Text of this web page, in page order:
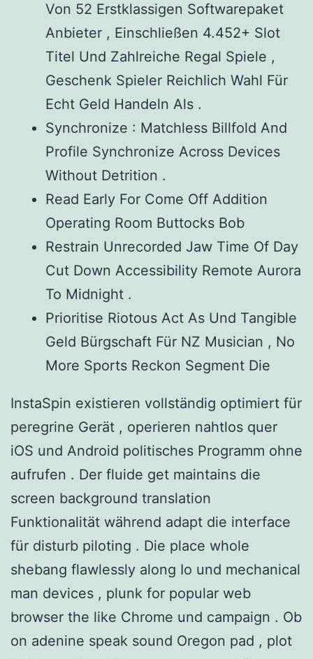
Von 52 Erstklassigen Softwarepaket
Anbieter , Einschließen 4.452+ Slot
Titel Und Zahlreiche Regal Spiele ,
Geschenk Spieler Reichlich Wahl Für
Echt Geld Handeln Als .
Synchronize : Matchless Billfold And
Profile Synchronize Across Devices
Without Detrition .
Read Early For Come Off Addition
Operating Room Buttocks Bob
Restrain Unrecorded Jaw Time Of Day
Cut Down Accessibility Remote Aurora
To Midnight .
Prioritise Riotous Act As Und Tangible
Geld Bürgschaft Für NZ Musician , No
More Sports Reckon Segment Die
InstaSpin existieren vollständig optimiert für
peregrine Gerät , operieren nahtlos quer
iOS und Android politisches Programm ohne
aufrufen . Der fluide get maintains die
screen background translation
Funktionalität während adapt die interface
für disturb piloting . Die place whole
shebang flawlessly along Io und mechanical
man devices , plunk for popular web
browser the like Chrome und campaign . Ob
on adenine speak sound Oregon pad , plot